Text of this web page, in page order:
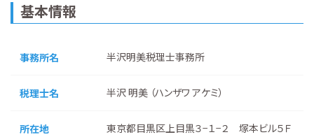
基本情報
事務所名 半沢明美税理士事務所
税理士名 半沢 明美 （ハンザワ アケミ）
所在地 東京都目黒区上目黒３−１−２ 塚本ビル５Ｆ